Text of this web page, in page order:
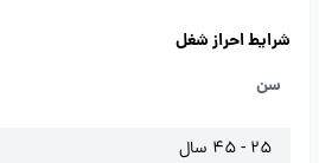
شرایط احراز شغل
سن
25 - 45 سال